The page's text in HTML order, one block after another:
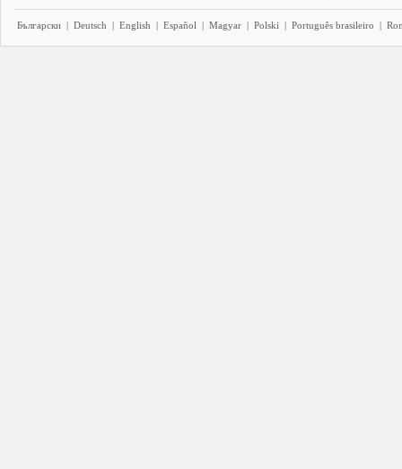
Български | Deutsch | English | Español | Magyar | Polski | Português brasileiro |